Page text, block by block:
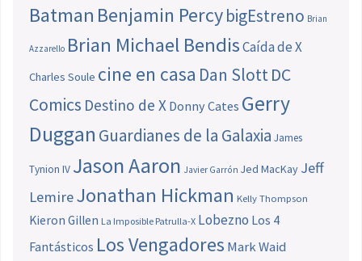
Batman Benjamin PercybigEstreno Brian
Azzarello Brian Michael BendisCaída de X
Charles Soule cine en casa Dan SlottDC
Comics Destino de X Donny Cates Gerry
Duggan Guardianes de la Galaxia James
Tynion IV Jason Aaron Javier Garrón Jed MacKay Jeff
LemireJonathan Hickman Kelly Thompson
Kieron Gillen La Imposible Patrulla-X Lobezno Los 4
Fantásticos Los Vengadores Mark Waid